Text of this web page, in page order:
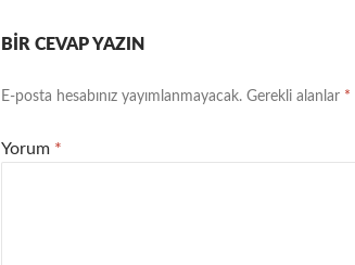
BIR CEVAP YAZIN
E-posta hesabınız yayımlanmayacak. Gerekli alanlar *
Yorum *